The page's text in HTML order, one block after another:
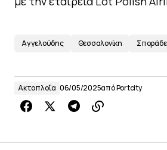
Αγγελούδης Θεσσαλονίκη
Ακτοπλοΐα 06/05/2025απόPortcity